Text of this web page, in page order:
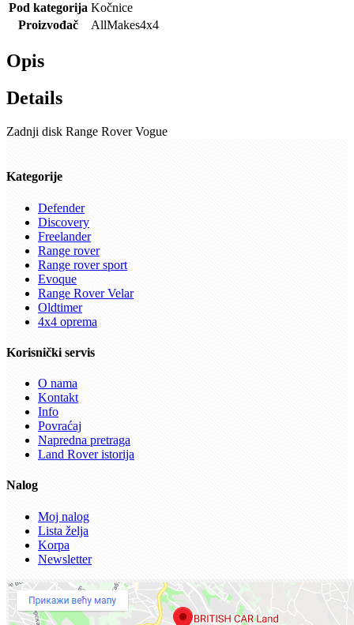
Pod kategorija Kočnice
Proizvođač
AllMakes4x4
Opis
Details
Zadnji disk Range Rover Vogue
Kategorije
Defender
Discovery
Freelander
Range rover
Range rover sport
Evoque
Range Rover Velar
Oldtimer
4x4 oprema
Korisnički servis
O nama
Kontakt
Info
Povraćaj
Napredna pretraga
Land Rover istorija
Nalog
Moj nalog
Lista želja
Korpa
Newsletter